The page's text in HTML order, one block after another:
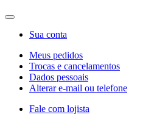
Sua conta
Meus pedidos
Trocas e cancelamentos
Dados pessoais
Alterar e-mail ou telefone
Fale com lojista